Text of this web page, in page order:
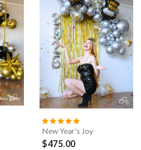
New Year's Joy
$475.00